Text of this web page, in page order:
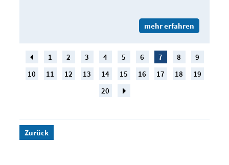
mehr erfahren
1 2 3 4 5 6 7 8
9
10
11 12 13 14 15 16 17 18
19
20
Zurück